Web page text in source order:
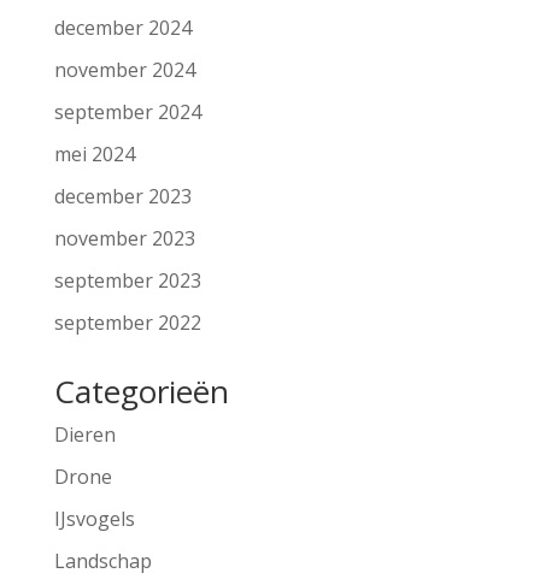
december 2024
november 2024
september 2024
mei 2024
december 2023
november 2023
september 2023
september 2022
Categorieën
Dieren
Drone
IJsvogels
Landschap